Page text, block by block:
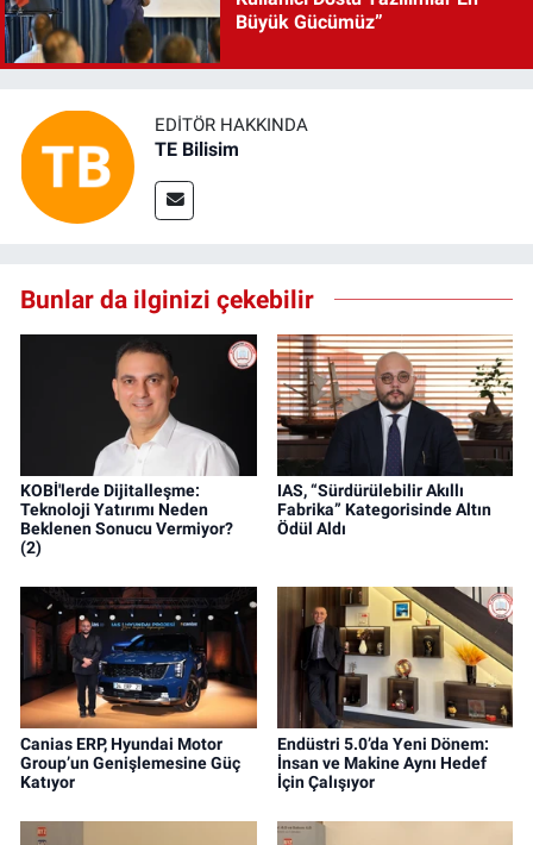
Büyük Gücümüz”
EDITÖR HAKKINDA
TE Bilisim
Bunlar da ilginizi çekebilir
KOBİ'lerde Dijitalleşme:
Teknoloji Yatırımı Neden
Beklenen Sonucu Vermiyor?
(2)
IAS, “Sürdürülebilir Akıllı
Fabrika” Kategorisinde Altın
Ödül Aldı
Canias ERP, Hyundai Motor
Group’un Genişlemesine Güç
Katıyor
Endüstri 5.0’da Yeni Dönem:
İnsan ve Makine Aynı Hedef
İçin Çalışıyor